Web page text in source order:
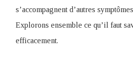
s’accompagnent d’autres
Explorons ensemble ce qu’il faut
efficacement.